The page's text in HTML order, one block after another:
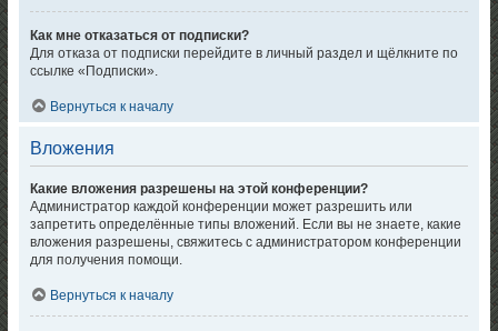
Как мне отказаться от подписки?
Для отказа от подписки перейдите в личный раздел и щёлкните по
ссылке «Подписки».
Вернуться к началу
Вложения
Какие вложения разрешены на этой конференции?
Администратор каждой конференции может разрешить или
запретить определённые типы вложений. Если вы не знаете, какие
вложения разрешены, свяжитесь с администратором конференции
для получения помощи.
Вернуться к началу